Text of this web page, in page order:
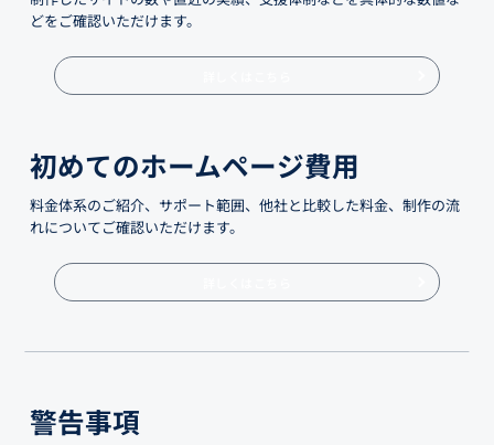
どをご確認いただけます。
初めてのホームページ費用
料金体系のご紹介、サポート範囲、他社と比較した料金、制作の流
れについてご確認いただけます。
警告事項